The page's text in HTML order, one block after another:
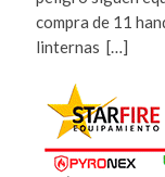
compra de 11
linternas […]